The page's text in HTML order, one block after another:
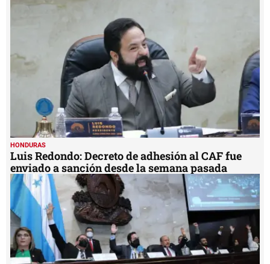
HONDURAS
Luis Redondo: Decreto de adhesión al CAF fue
enviado a sanción desde la semana pasada